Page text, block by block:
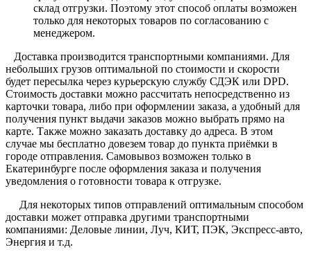
склад отгрузки. Поэтому этот способ оплаты возможен
только для некоторых товаров по согласованию с
менеджером.
Доставка производится транспортными компаниями. Для
небольших грузов оптимальной по стоимости и скорости
будет пересылка через курьерскую службу СДЭК или DPD.
Стоимость доставки можно рассчитать непосредственно из
карточки товара, либо при оформлении заказа, а удобный для
получения пункт выдачи заказов можно выбрать прямо на
карте. Также можно заказать доставку до адреса. В этом
случае мы бесплатно довезем товар до пункта приёмки в
городе отправления. Самовывоз возможен только в
Екатеринбурге после оформления заказа и получения
уведомления о готовности товара к отгрузке.
Для некоторых типов отправлений оптимальным способом
доставки может отправка другими транспортными
компаниями: Деловые линии, Луч, КИТ, ПЭК, Экспресс-авто,
Энергия и т.д.